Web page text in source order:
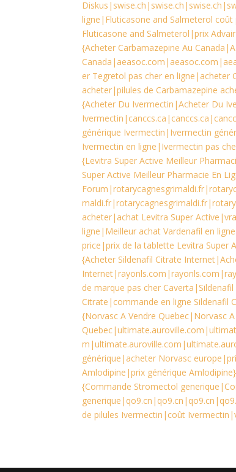
ligne|Fluticasone and Salmeterol
Fluticasone and Salmeterol|prix
{Acheter Carbamazepine Au
er Tegretol pas cher en ligne|acheter
acheter|pilules de Carbamazepine
{Acheter Du Ivermectin|Acheter Du
générique Ivermectin|Ivermectin
Ivermectin en ligne|Ivermectin pas
{Levitra Super Active Meilleur
Super Active Meilleur Pharmacie En
acheter|achat Levitra Super
ligne|Meilleur achat Vardenafil en
price|prix de la tablette Levitra Super
{Acheter Sildenafil Citrate
de marque pas cher
Citrate|commande en ligne Sildenafil
{Norvasc A Vendre Quebec|Norvasc
générique|acheter Norvasc
Amlodipine|prix générique Amlodipine}
{Commande Stromectol
de pilules Ivermectin|coût